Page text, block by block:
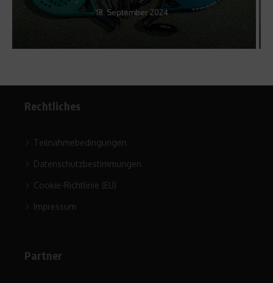
1. April 2015
Rechtliches
Teilnahmebedingungen
Datenschutzbestimmungen
Cookie-Richtlinie (EU)
Impressum
Partner